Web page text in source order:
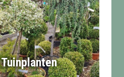
Tuinplanten